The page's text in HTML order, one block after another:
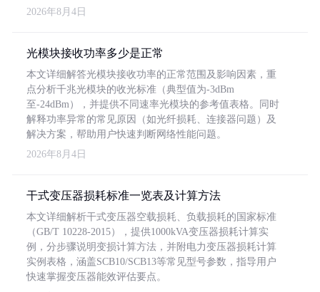
2026年8月4日
光模块接收功率多少是正常
本文详细解答光模块接收功率的正常范围及影响因素，重
点分析千兆光模块的收光标准（典型值为-3dBm
至-24dBm），并提供不同速率光模块的参考值表格。同时
解释功率异常的常见原因（如光纤损耗、连接器问题）及
解决方案，帮助用户快速判断网络性能问题。
2026年8月4日
干式变压器损耗标准一览表及计算方法
本文详细解析干式变压器空载损耗、负载损耗的国家标准
（GB/T 10228-2015），提供1000kVA变压器损耗计算实
例，分步骤说明变损计算方法，并附电力变压器损耗计算
实例表格，涵盖SCB10/SCB13等常见型号参数，指导用户
快速掌握变压器能效评估要点。